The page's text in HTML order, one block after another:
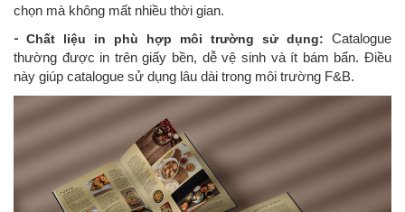
chọn mà không mất nhiều thời gian.
- Chất liệu in phù hợp môi trường sử dụng: Catalogue
thường được in trên giấy bền, dễ vệ sinh và ít bám bẩn. Điều
này giúp catalogue sử dụng lâu dài trong môi trường F&B.